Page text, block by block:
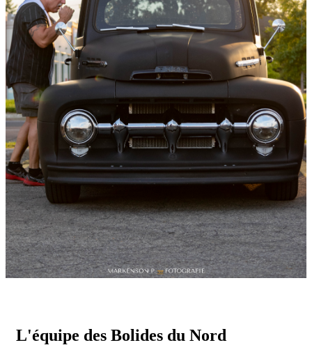
L'équipe des Bolides du Nord